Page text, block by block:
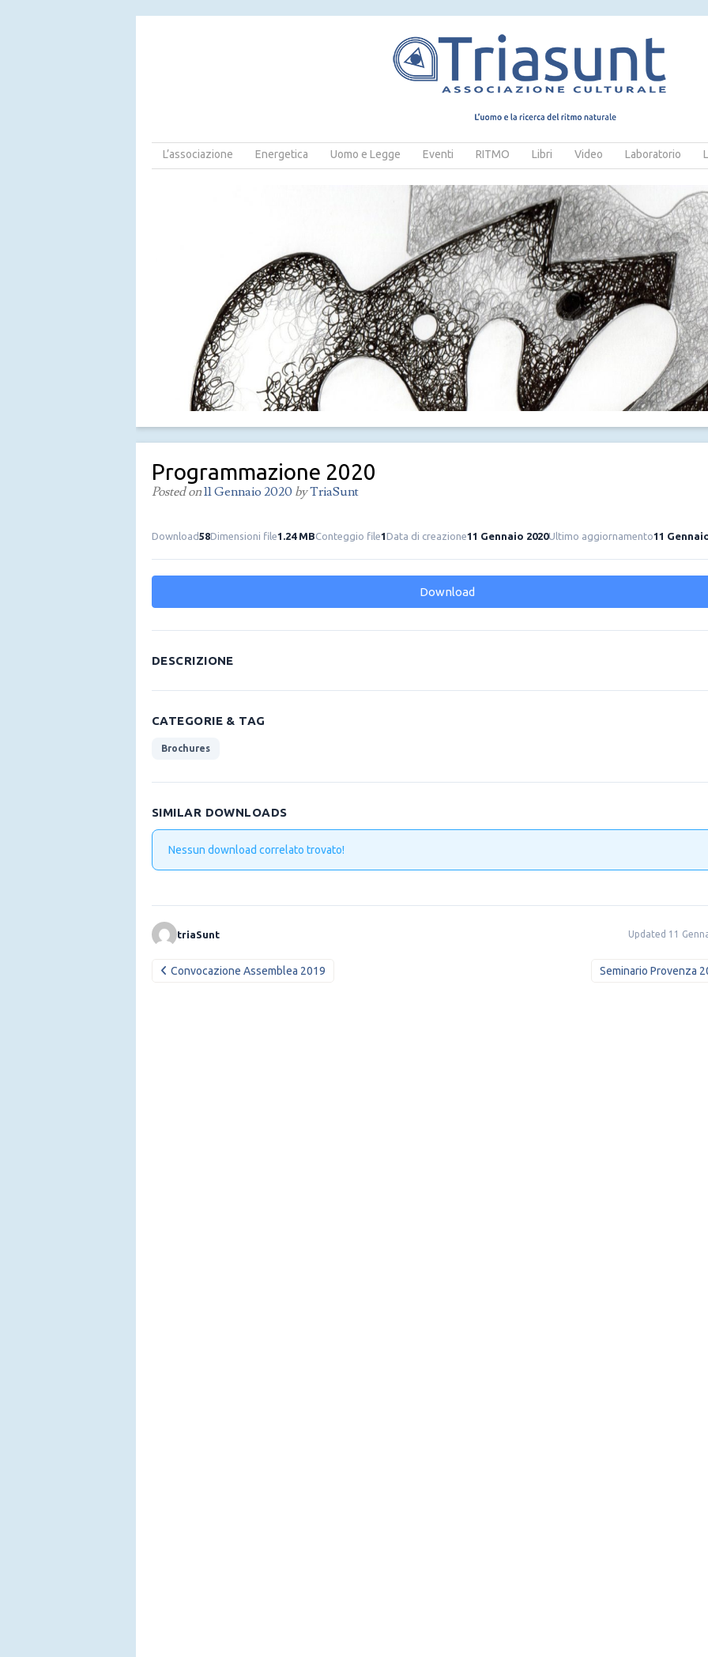
L’associazione Energetica Uomo e Legge Eventi RITMO Libri Video Laboratorio
Programmazione 2020
Posted on11 Gennaio 2020 byTriaSunt
Download58Dimensioni file1.24 MBConteggio file1Data di creazione11 Gennaio 2020Ultimo aggiornamento11
Download
DESCRIZIONE
CATEGORIE & TAG
Brochures
SIMILAR DOWNLOADS
Nessun download correlato trovato!
triaSunt Updated 11
Navigazione
Convocazione Assemblea 2019 Seminario Provenza